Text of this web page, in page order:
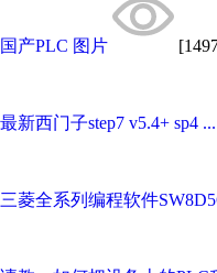
国产PLC 图片
最新西门子step7 v5.4+ sp4 ...
三菱全系列编程软件